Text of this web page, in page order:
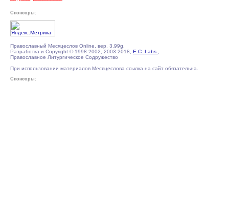
Спонсоры:
Православный Месяцеслов Online, вер. 3.99g.
Разработка и Copyright © 1998-2002, 2003-2018, E.C. Labs.
Православное Литургическое Содружество
При использовании материалов Месяцеслова ссылка на сайт обязательна.
Спонсоры: